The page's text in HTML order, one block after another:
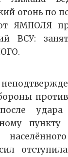
огонь по
ЯМПОЛЯ
ВСУ: